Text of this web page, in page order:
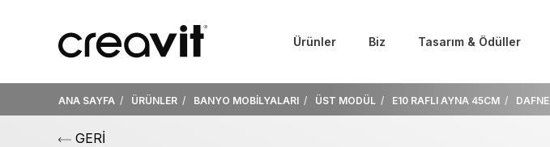
Ürünler Biz Tasarım & Ödüller
ANA SAYFA ÜRÜNLER BANYO MOBİLYALARI ÜST MODÜL E10 RAFLI AYNA 45CM DAFNE
GERİ